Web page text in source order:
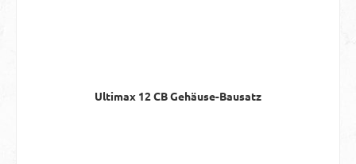
Ultimax 12 CB Gehäuse-Bausatz